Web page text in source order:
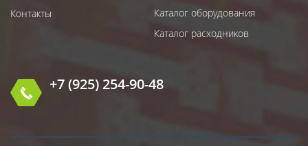
Контакты
Каталог оборудования
Каталог расходников
+7 (925) 254-90-48